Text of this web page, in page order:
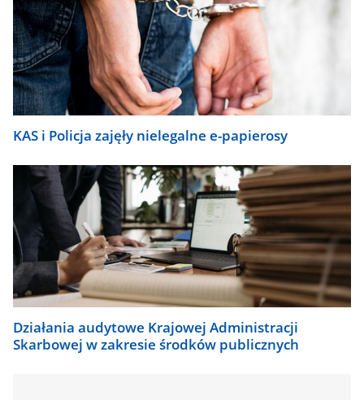
KAS i Policja zajęły nielegalne e-papierosy
Działania audytowe Krajowej Administracji
Skarbowej w zakresie środków publicznych